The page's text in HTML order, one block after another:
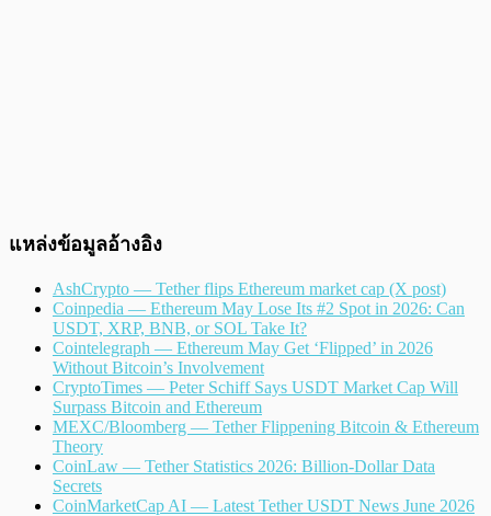
แหล่งข้อมูลอ้างอิง
AshCrypto — Tether flips Ethereum market cap (X post)
Coinpedia — Ethereum May Lose Its #2 Spot in 2026: Can
USDT, XRP, BNB, or SOL Take It?
Cointelegraph — Ethereum May Get ‘Flipped’ in 2026
Without Bitcoin’s Involvement
CryptoTimes — Peter Schiff Says USDT Market Cap Will
Surpass Bitcoin and Ethereum
MEXC/Bloomberg — Tether Flippening Bitcoin & Ethereum
Theory
CoinLaw — Tether Statistics 2026: Billion-Dollar Data
Secrets
CoinMarketCap AI — Latest Tether USDT News June 2026